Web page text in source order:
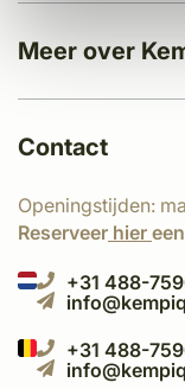
Meer over
Contact
Openingstijden:
Reserveer hier
+31 488-
+31 488-